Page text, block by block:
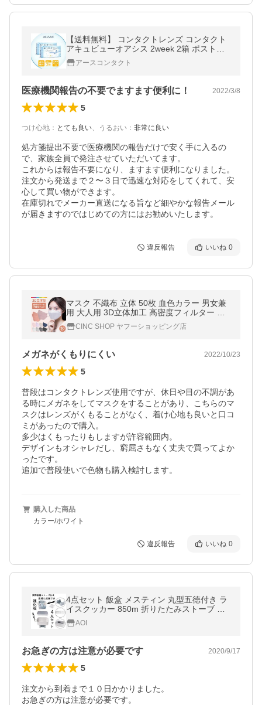
【送料無料】 コンタクトレンズ コンタクト
アキュビューオアシス 2week 2箱 ポスト便(
コンタクト アキュビュー ) 近視 遠視
アースコンタクト
医療機関報告の不要でますます便利に！ 2022/3/8
5
つけ心地 ： とても良い、 うるおい ： 非常に良い
処方箋提出不要で医療機関の報告だけで安く手に入るの
で、家族全員で発注させていただいてます。
これからは報告不要になり、ますます便利になりました。
注文から発送まで２〜３日で迅速な対応をしてくれて、安
心して買い物ができます。
在庫切れでメーカー直送になる旨など細やかな報告メール
が届きますのではじめての方にはお勧めいたします。
違反報告 いいね 0
マスク 不織布 立体 50枚 血色カラー 男女兼
用 大人用 3D立体加工 高密度フィルター 韓
国マスク
CINC SHOP ヤフーショッピング店
メガネがくもりにくい 2022/10/23
5
普段はコンタクトレンズ使用ですが、休日や目の不調があ
る時にメガネをしてマスクをすることがあり、こちらのマ
スクはレンズがくもることがなく、着け心地も良いと口コ
ミがあったので購入。
多少はくもったりもしますが許容範囲内。
デザインもオシャレだし、窮屈さもなく丈夫で買ってよか
ったです。
追加で普段使いで色物も購入検討します。
購入した商品
カラー/ホワイト
違反報告 いいね 0
4点セット 飯盒 メスティン 丸型五徳付き ラ
イスクッカー 850m 折りたたみストーブ ア
ウトドア専用 アルミ キャンプ 自宅炊飯 防災
対策 登山 調理器具 固形燃料
AOI
お急ぎの方は注意が必要です 2020/9/17
5
注文から到着まで１０日かかりました。
お急ぎの方は注意が必要です。